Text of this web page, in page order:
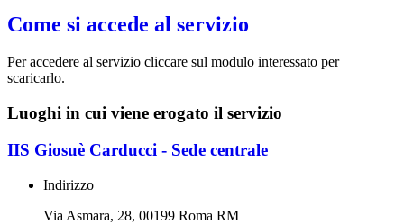
Come si accede al servizio
Per accedere al servizio cliccare sul modulo interessato per
scaricarlo.
Luoghi in cui viene erogato il servizio
IIS Giosuè Carducci - Sede centrale
Indirizzo
Via Asmara, 28, 00199 Roma RM